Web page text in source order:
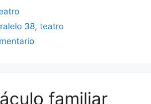
38,teatro
familiar